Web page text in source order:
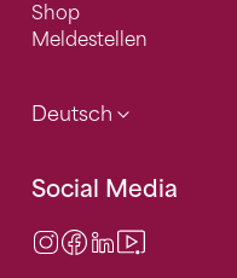
Shop
Meldestellen
Deutsch
Social Media
Instagram
Facebook
LinkedIn